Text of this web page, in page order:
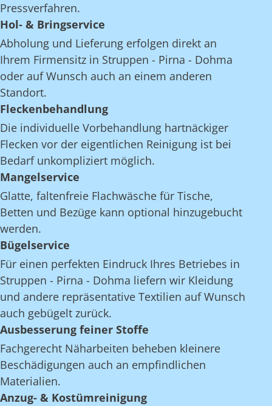
Pressverfahren.
Hol- & Bringservice
Abholung und Lieferung erfolgen direkt an
Ihrem Firmensitz in Struppen - Pirna - Dohma
oder auf Wunsch auch an einem anderen
Standort.
Fleckenbehandlung
Die individuelle Vorbehandlung hartnäckiger
Flecken vor der eigentlichen Reinigung ist bei
Bedarf unkompliziert möglich.
Mangelservice
Glatte, faltenfreie Flachwäsche für Tische,
Betten und Bezüge kann optional hinzugebucht
werden.
Bügelservice
Für einen perfekten Eindruck Ihres Betriebes in
Struppen - Pirna - Dohma liefern wir Kleidung
und andere repräsentative Textilien auf Wunsch
auch gebügelt zurück.
Ausbesserung feiner Stoffe
Fachgerecht Näharbeiten beheben kleinere
Beschädigungen auch an empfindlichen
Materialien.
Anzug- & Kostümreinigung